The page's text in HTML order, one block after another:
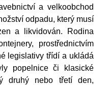
a velkoobchod
odpadu, který musí
a likvidován. Rodina
prostřednictvím
legislativy třídí a ukládá
popelnice či klasické
druhý nebo třetí den,